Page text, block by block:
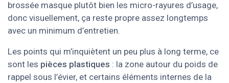
brossée masque plutôt bien les micro-rayures d’usage,
donc visuellement, ça reste propre assez longtemps
avec un minimum d’entretien.
Les points qui m’inquiètent un peu plus à long terme, ce
sont les pièces plastiques : la zone autour du poids de
rappel sous l’évier, et certains éléments internes de la